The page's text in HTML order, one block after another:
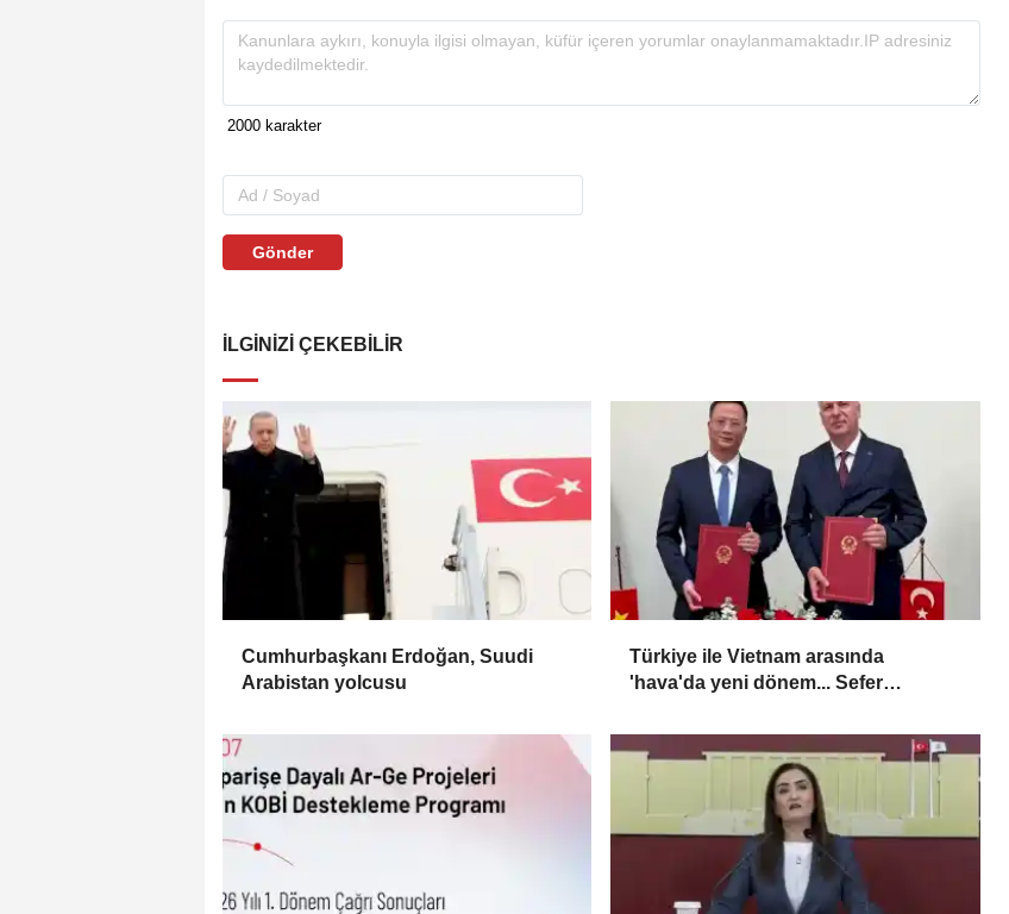
Gönder
İLGINIZI ÇEKEBILIR
Cumhurbaşkanı Erdoğan, Suudi
Arabistan yolcusu
Türkiye ile Vietnam arasında
'hava'da yeni dönem... Sefer